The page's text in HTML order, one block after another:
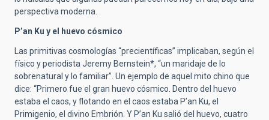
perspectiva moderna.
P’an Ku y el huevo cósmico
Las primitivas cosmologías “precientíficas” implicaban, según el
físico y periodista Jeremy Bernstein*, “un maridaje de lo
sobrenatural y lo familiar”. Un ejemplo de aquel mito chino que
dice: “Primero fue el gran huevo cósmico. Dentro del huevo
estaba el caos, y flotando en el caos estaba P’an Ku, el
Primigenio, el divino Embrión. Y P’an Ku salió del huevo, cuatro